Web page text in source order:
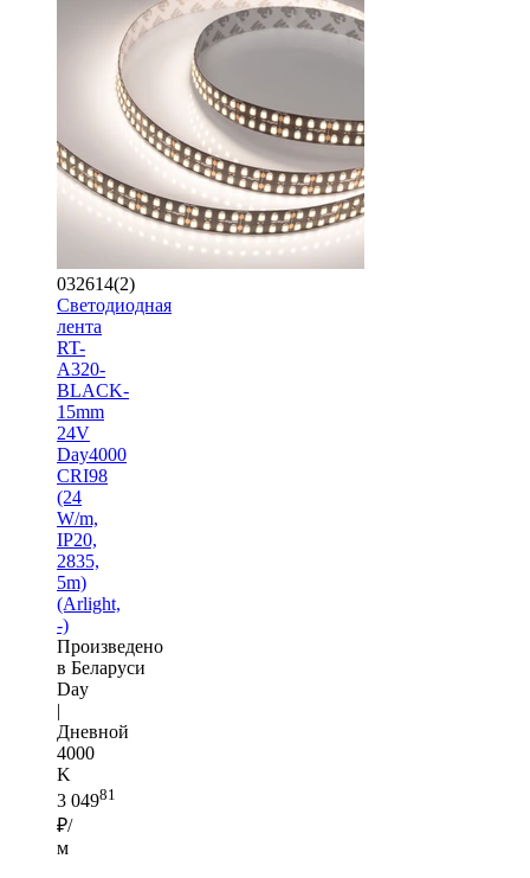
032614(2)
Светодиодная
лента
RT-
A320-
BLACK-
15mm
24V
Day4000
CRI98
(24
W/m,
IP20,
2835,
5m)
(Arlight,
-)
Произведено
в Беларуси
Day
|
Дневной
4000
K
3 04981
₽/
м